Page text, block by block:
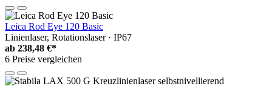
Leica Rod Eye 120 Basic
Linienlaser, Rotationslaser · IP67
ab 238,48 €*
6 Preise vergleichen